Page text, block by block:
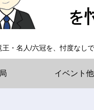
・名人/六冠を、忖度な
イベント他